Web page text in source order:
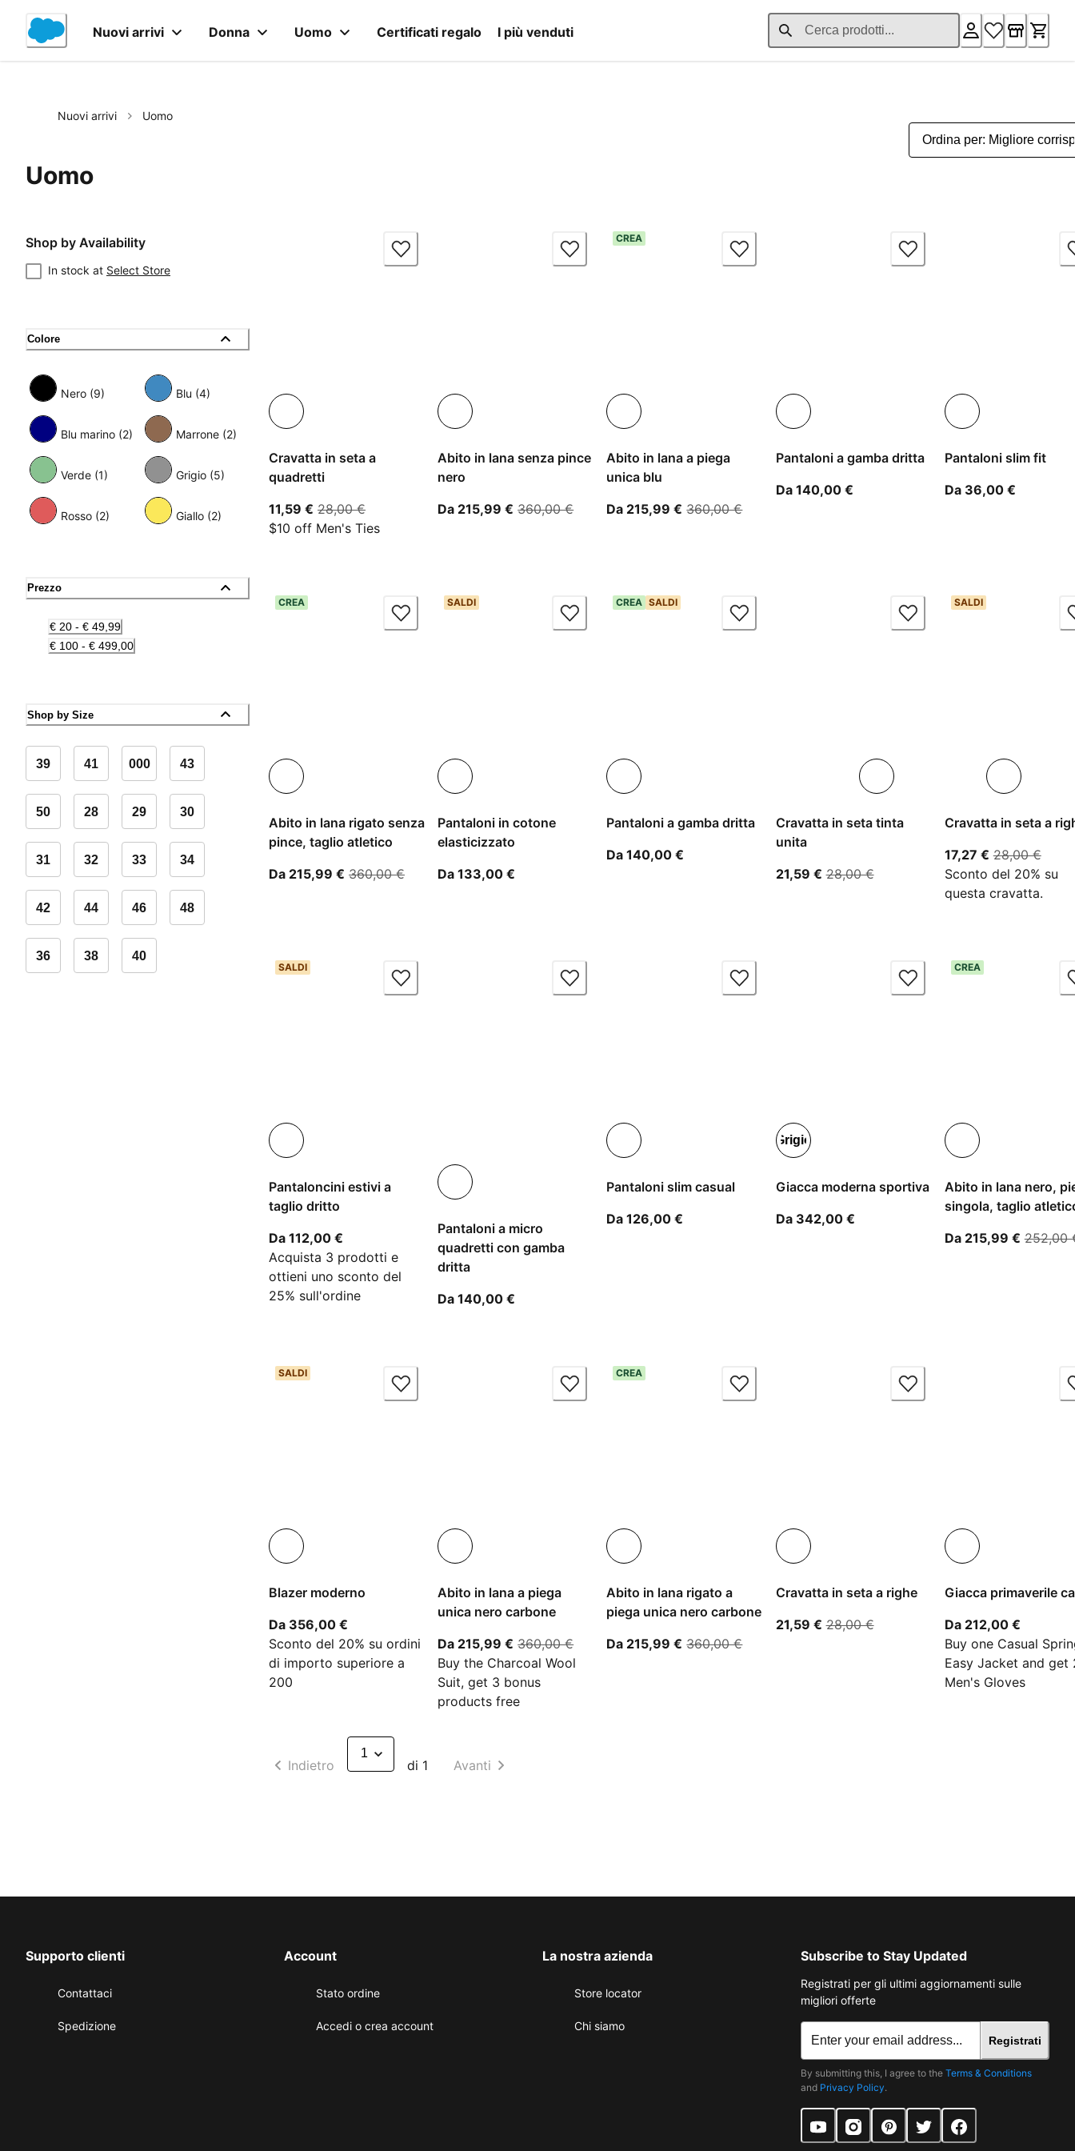
Content
Nuovi arrivi Donna Uomo Certificati regalo I più venduti
Nuovi arrivi Uomo
Uomo
Shop by Availability
In stock at Select Store
Colore
Nero (9) Blu (4)
Blu marino (2) Marrone (2)
Verde (1) Grigio (5)
Rosso (2) Giallo (2)
Prezzo
€ 20 - € 49,99
€ 100 - € 499,00
Shop by Size
39 41 000 43
50 28 29 30
31 32 33 34
42 44 46 48
36 38 40
Cravatta in seta a
quadretti
11,59 € prezzo attuale 11,59 €
28,00 €prezzo originale 28,00 €
$10 off Men's Ties
Abito in lana senza pince
nero
Da 215,99 € A partire dal prezzo attuale 215,99 €
360,00 €prezzo originale 360,00 €
Abito in lana a piega
unica blu
Da 215,99 € A partire dal prezzo attuale 215,99 €
360,00 €prezzo originale 360,00 €
CREA
Pantaloni a gamba dritta
Da 140,00 €A partire dal prezzo attuale 140,00
Pantaloni slim fit
Da 36,00 €A partire
Abito in lana rigato senza
pince, taglio atletico
Da 215,99 € A partire dal prezzo attuale 215,99 €
360,00 €prezzo originale 360,00 €
CREA
Pantaloni in cotone
elasticizzato
Da 133,00 €
SALDI
Pantaloni a gamba dritta
Da 140,00 €
CREA SALDI
Cravatta in seta tinta
unita
21,59 €prezzo attuale 21,59 €
28,00 €prezzo originale 28,00 €
Cravatta in seta a
17,27 €prezzo
28,00 €
Sconto del 20% su
questa cravatta.
SALDI
Pantaloncini estivi a
taglio dritto
Da 112,00 € A partire dal prezzo attuale 112,00 €
Acquista 3 prodotti e
ottieni uno sconto del
25% sull'ordine
SALDI
Pantaloni a micro
quadretti con gamba
dritta
Da 140,00 €
Pantaloni slim casual
Da 126,00 € A partire dal prezzo attuale 126,00 €
Grigio
Giacca moderna sportiva
Da 342,00 €A partire dal prezzo attuale 342,00
Abito in lana nero,
singola, taglio
Da 215,99 €A252,00
CREA
Blazer moderno
Da 356,00 €
Sconto del 20% su ordini
di importo superiore a
200
SALDI
Abito in lana a piega
unica nero carbone
Da 215,99 € A partire dal prezzo attuale 215,99 €
360,00 €prezzo originale 360,00 €
Buy the Charcoal Wool
Suit, get 3 bonus
products free
Abito in lana rigato a
piega unica nero carbone
Da 215,99 € A partire dal prezzo attuale 215,99 €
360,00 €prezzo originale 360,00 €
CREA
Cravatta in seta a righe
21,59 €prezzo attuale 21,59 €
28,00 €prezzo originale 28,00 €
Giacca primaverile
Da 212,00 €A
Buy one Casual
Easy Jacket and get
Men's Gloves
Indietro di 1 Avanti
Supporto clienti
Contattaci
Spedizione
Account
Stato ordine
Accedi o crea account
La nostra azienda
Store locator
Chi siamo
Subscribe to Stay Updated
Registrati per gli ultimi aggiornamenti sulle
migliori offerte
Registrati
By submitting this, I agree to the Terms & Conditions
and Privacy Policy.